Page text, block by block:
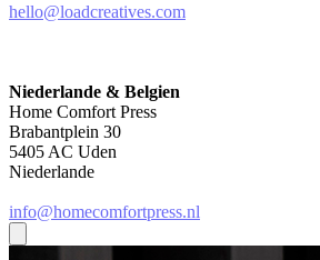
hello@loadcreatives.com
Niederlande & Belgien
Home Comfort Press
Brabantplein 30
5405 AC Uden
Niederlande
info@homecomfortpress.nl